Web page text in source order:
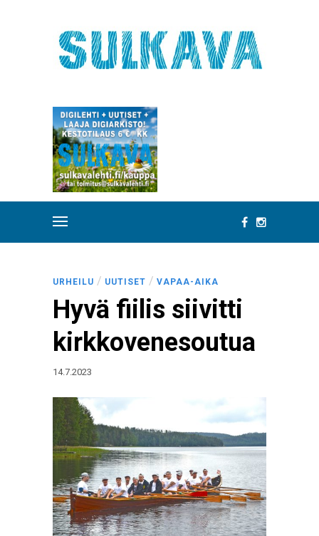
URHEILU / UUTISET / VAPAA-AIKA
Hyvä fiilis siivitti
kirkkovenesoutua
14.7.2023